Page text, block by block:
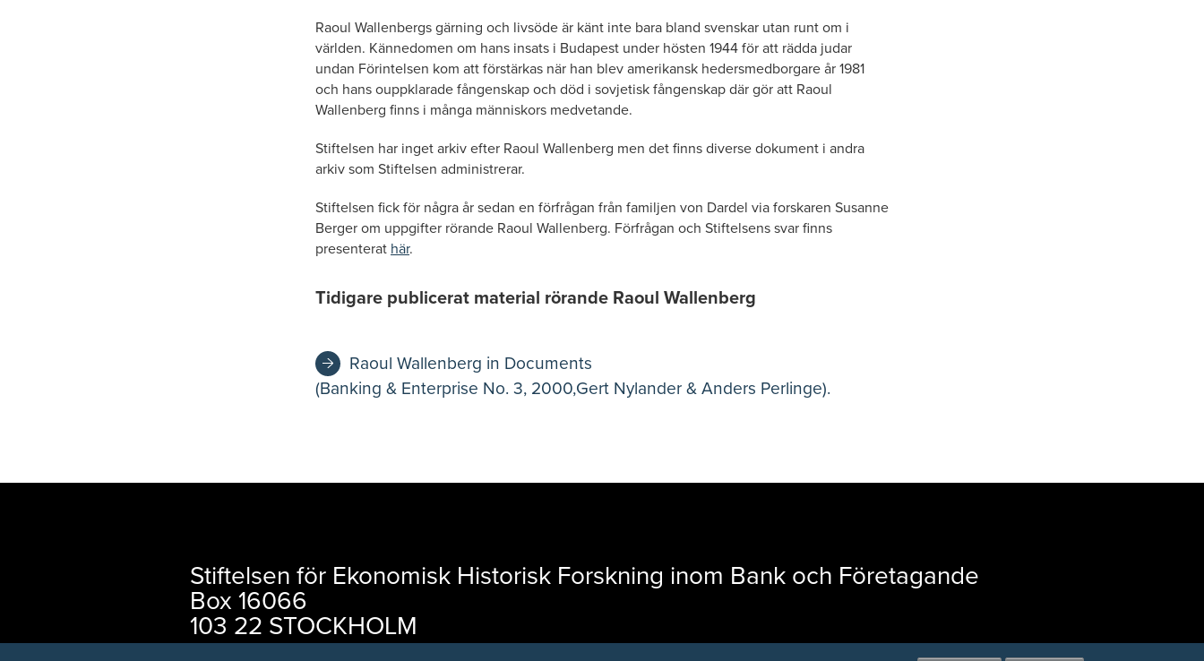
Raoul Wallenbergs gärning och livsöde är känt inte bara bland svenskar utan runt om i
världen. Kännedomen om hans insats i Budapest under hösten 1944 för att rädda judar
undan Förintelsen kom att förstärkas när han blev amerikansk hedersmedborgare år 1981
och hans ouppklarade fångenskap och död i sovjetisk fångenskap där gör att Raoul
Wallenberg finns i många människors medvetande.
Stiftelsen har inget arkiv efter Raoul Wallenberg men det finns diverse dokument i andra
arkiv som Stiftelsen administrerar.
Stiftelsen fick för några år sedan en förfrågan från familjen von Dardel via forskaren Susanne
Berger om uppgifter rörande Raoul Wallenberg. Förfrågan och Stiftelsens svar finns
presenterat här.
Tidigare publicerat material rörande Raoul Wallenberg
Raoul Wallenberg in Documents
(Banking & Enterprise No. 3, 2000,Gert Nylander & Anders Perlinge).
Stiftelsen för Ekonomisk Historisk Forskning inom Bank och Företagande
Box 16066
103 22 STOCKHOLM